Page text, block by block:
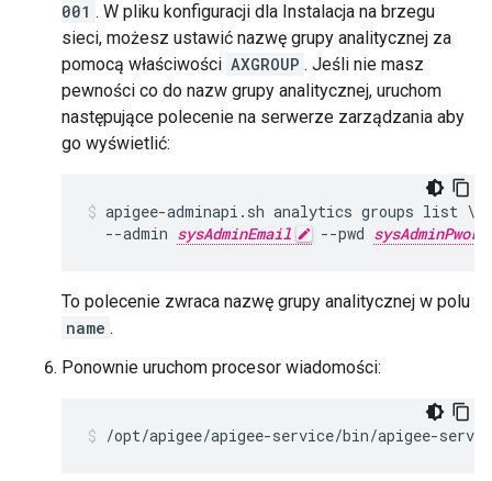
001 . W pliku konfiguracji dla Instalacja na brzegu
sieci, możesz ustawić nazwę grupy analitycznej za
pomocą właściwości AXGROUP . Jeśli nie masz
pewności co do nazw grupy analitycznej, uruchom
następujące polecenie na serwerze zarządzania aby
go wyświetlić:
apigee-adminapi.sh analytics groups list \
  --admin
sysAdminEmail --pwd sysAdminPword
To polecenie zwraca nazwę grupy analitycznej w polu
name .
Ponownie uruchom procesor wiadomości:
/opt/apigee/apigee-service/bin/apigee-